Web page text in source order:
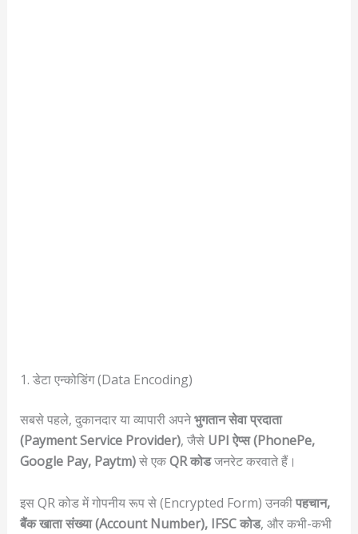
1. डेटा एन्कोडिंग (Data Encoding)
सबसे पहले, दुकानदार या व्यापारी अपनेभुगतान सेवा प्रदाता
(Payment Service Provider), जैसे UPI ऐप्स (PhonePe,
Google Pay, Paytm)से एकQR कोडजनरेट करवाते हैं।
इस QR कोड में गोपनीय रूप से (Encrypted Form) उनकीपहचान,
बैंक खाता संख्या (Account Number), IFSC कोड, और कभी-कभी